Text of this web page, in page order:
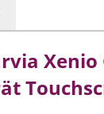
Xenio